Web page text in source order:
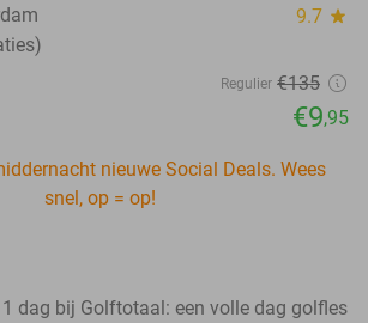
9.7 star
Regulier €135
€9,95
nieuwe Social Deals. Wees
snel, op = op!
dag bij Golftotaal: een volle dag golfles